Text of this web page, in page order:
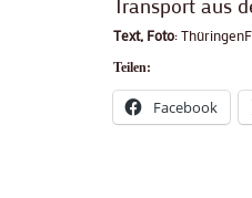
Text, Foto:
Teilen:
Facebook